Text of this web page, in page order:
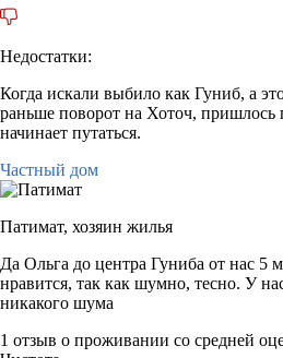
Недостатки:
Когда искали выбило как Гуниб, а
раньше поворот на Хоточ, пришлось
начинает путаться.
Частный дом
Патимат, хозяин жилья
Да Ольга до центра Гуниба от нас 5
нравится, так как шумно, тесно. У
никакого шума
1 отзыв о проживании со средней